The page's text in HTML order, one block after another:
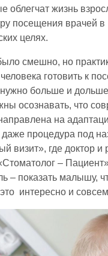
облегчат жизнь
посещения врачей в
целях.
смешно, но
готовить к
больше и
осознавать, что
на
даже процедура под
визит», где доктор и
–
– показать малышу,
интересно и